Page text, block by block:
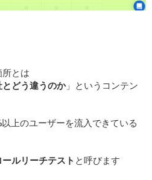
とは
どう違うのか」というコンテン
以上のユーザーを流入できている
ールリーチテスト と呼びます